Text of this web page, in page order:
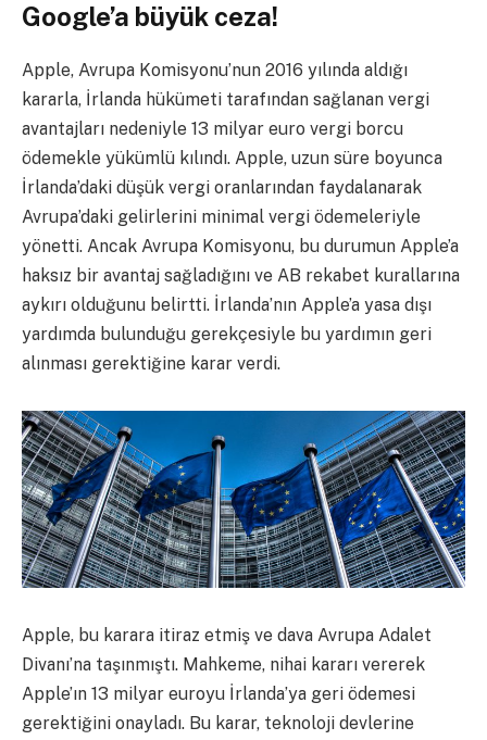
Google’a büyük ceza!
Apple, Avrupa Komisyonu’nun 2016 yılında aldığı
kararla, İrlanda hükümeti tarafından sağlanan vergi
avantajları nedeniyle 13 milyar euro vergi borcu
ödemekle yükümlü kılındı. Apple, uzun süre boyunca
İrlanda’daki düşük vergi oranlarından faydalanarak
Avrupa’daki gelirlerini minimal vergi ödemeleriyle
yönetti. Ancak Avrupa Komisyonu, bu durumun Apple’a
haksız bir avantaj sağladığını ve AB rekabet kurallarına
aykırı olduğunu belirtti. İrlanda’nın Apple’a yasa dışı
yardımda bulunduğu gerekçesiyle bu yardımın geri
alınması gerektiğine karar verdi.
Apple, bu karara itiraz etmiş ve dava Avrupa Adalet
Divanı’na taşınmıştı. Mahkeme, nihai kararı vererek
Apple’ın 13 milyar euroyu İrlanda’ya geri ödemesi
gerektiğini onayladı. Bu karar, teknoloji devlerine